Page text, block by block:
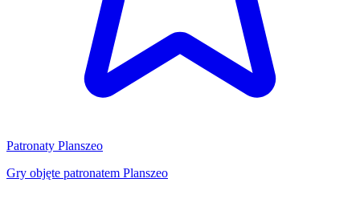
Patronaty Planszeo
Gry objęte patronatem Planszeo